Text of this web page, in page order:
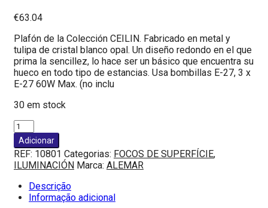
€63.04
Plafón de la Colección CEILIN. Fabricado en metal y
tulipa de cristal blanco opal. Un diseño redondo en el que
prima la sencillez, lo hace ser un básico que encuentra su
hueco en todo tipo de estancias. Usa bombillas E-27, 3 x
E-27 60W Max. (no inclu
30 em stock
Quantidade
de
PLAFON
CEILIN
REDONDO
BLANCO
Adicionar
REF: 10801 Categorias: FOCOS DE SUPERFÍCIE,
ILUMINACIÓN Marca: ALEMAR
Descrição
Informação adicional